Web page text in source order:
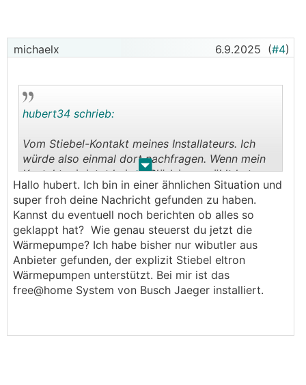
michaelx 6.9.2025 (#4)
. .
hubert34 schrieb:
Vom Stiebel-Kontakt meines Installateurs. Ich
würde also einmal dort nachfragen. Wenn mein
Kontakt mir jetzt keinen Blödsinn erzählt hat,
dann sollte das definitiv funktionieren. Einfach
gleich erwähnen, dass du dieWPper Modbus
steuern kannst. Bei mir war das mehr Zufall, weil
ich mit der Steuerung über den EVU-Kontakt
(=WP ganz aus, auch keineWW-Bereitung) nicht
ganz zufrieden war und dann beim laut Denken
Modbus erwähnt habe.
Hallo hubert. Ich bin in einer ähnlichen Situation und
super froh deine Nachricht gefunden zu haben.
Kannst du eventuell noch berichten ob alles so
geklappt hat? Wie genau steuerst du jetzt die
Wärmepumpe? Ich habe bisher nur wibutler aus
Anbieter gefunden, der explizit Stiebel eltron
Wärmepumpen unterstützt. Bei mir ist das
free@home System von Busch Jaeger installiert.